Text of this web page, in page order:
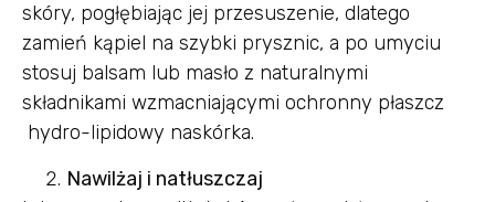
skóry, pogłębiając jej przesuszenie, dlatego
zamień kąpiel na szybki prysznic, a po umyciu
stosuj balsam lub masło z naturalnymi
składnikami wzmacniającymi ochronny płaszcz
hydro-lipidowy naskórka.
Nawilżaj i natłuszczaj